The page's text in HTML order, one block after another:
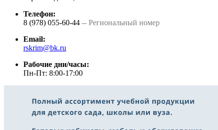
Телефон:
8 (978) 055-60-44 -- Региональный номер
Email:
rskrim@bk.ru
Рабочие дни/часы:
Пн-Пт: 8:00-17:00